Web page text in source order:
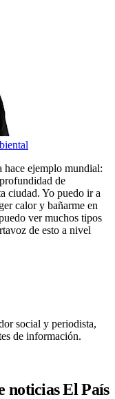
hace ejemplo mundial:
de
ciudad. Yo puedo ir a
calor y bañarme en
ver muchos tipos
de esto a nivel
social y periodista,
de información.
noticias El País